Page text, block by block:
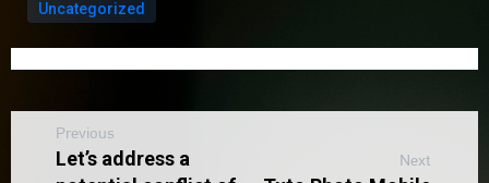
Uncategorized
Previous
Let’s address a
Next